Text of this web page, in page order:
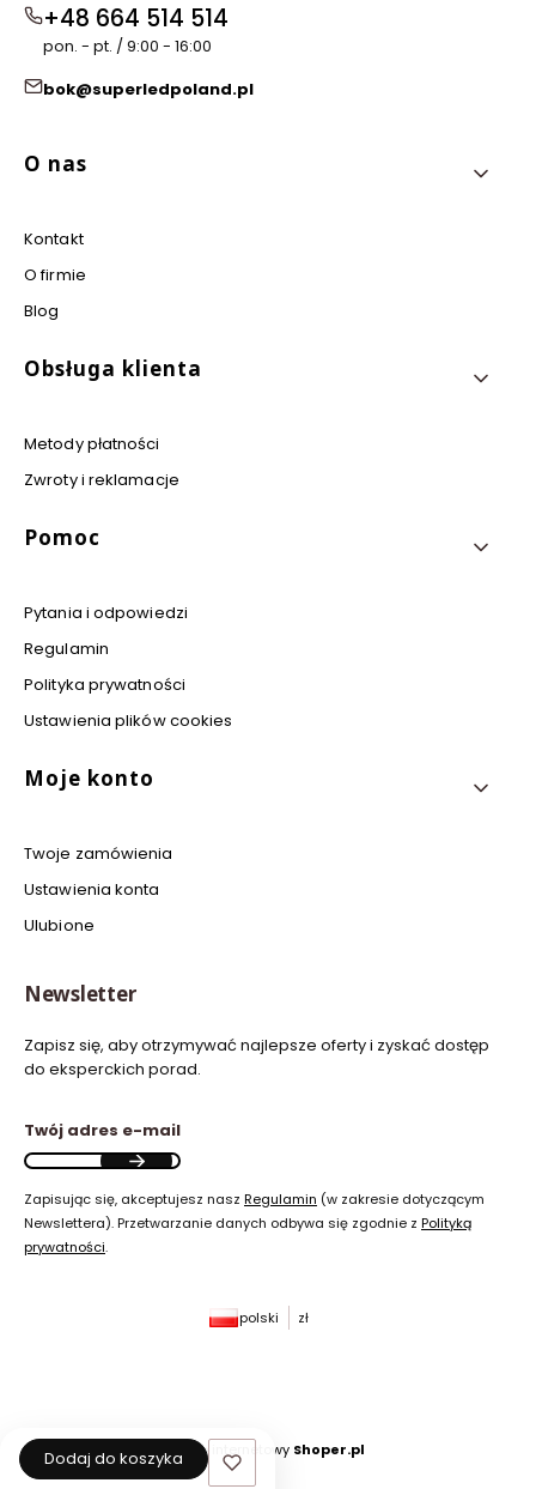
+48 664 514 514
pon. - pt. / 9:00 - 16:00
bok@superledpoland.pl
Linki w stopce
O nas
Kontakt
O firmie
Blog
Obsługa klienta
Metody płatności
Zwroty i reklamacje
Pomoc
Pytania i odpowiedzi
Regulamin
Polityka prywatności
Ustawienia plików cookies
Moje konto
Twoje zamówienia
Ustawienia konta
Ulubione
Newsletter
Zapisz się, aby otrzymywać najlepsze oferty i zyskać dostęp
do eksperckich porad.
Twój adres e-mail
Zapisując się, akceptujesz nasz Regulamin (w zakresie dotyczącym
Newslettera). Przetwarzanie danych odbywa się zgodnie z Polityką
prywatności.
polski zł
Sklep internetowy Shoper.pl
Dodaj do koszyka